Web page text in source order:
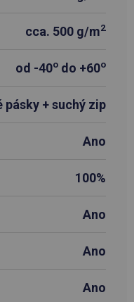
cca. 500 g/m2
od -40o do +60o
+ suchý zip
Ano
100%
Ano
Ano
Ano